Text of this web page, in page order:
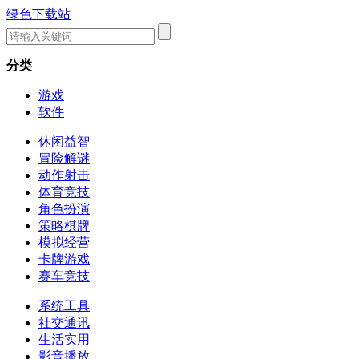
绿色下载站
分类
游戏
软件
休闲益智
冒险解谜
动作射击
体育竞技
角色扮演
策略棋牌
模拟经营
卡牌游戏
赛车竞技
系统工具
社交通讯
生活实用
影音播放